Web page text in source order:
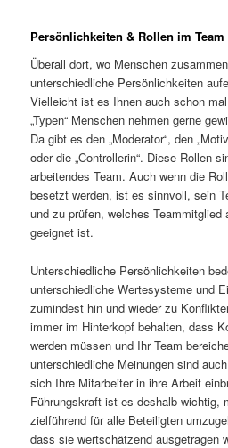
Persönlichkeiten & Rollen im Team
Überall dort, wo Menschen
unterschiedliche Persönlichkeiten
Vielleicht ist es Ihnen auch schon
„Typen“ Menschen nehmen gerne
Da gibt es den „Moderator“, den
oder die „Controllerin“. Diese Rollen
arbeitendes Team. Auch wenn die
besetzt werden, ist es sinnvoll, sein
und zu prüfen, welches
geeignet ist.
Unterschiedliche Persönlichkeiten
unterschiedliche Wertesysteme und
zumindest hin und wieder zu
immer im Hinterkopf behalten, dass
werden müssen und Ihr Team
unterschiedliche Meinungen sind
sich Ihre Mitarbeiter in ihre Arbeit
Führungskraft ist es deshalb wichtig,
zielführend für alle Beteiligten
dass sie wertschätzend ausgetragen